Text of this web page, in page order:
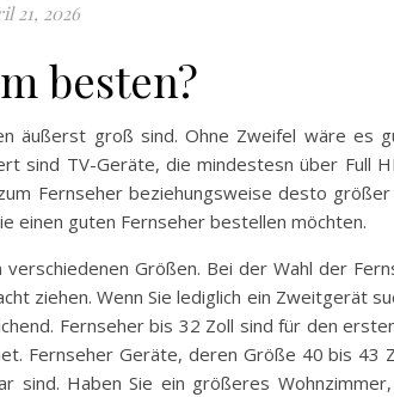
21, 2026
besten?
äußerst groß sind. Ohne Zweifel wäre es
sind TV-Geräte, die mindestesn über Full
Fernseher beziehungsweise desto
einen guten Fernseher bestellen möchten.
Größen. Bei der Wahl der
ziehen. Wenn Sie lediglich ein Zweitgerät
Fernseher bis 32 Zoll sind für den
Fernseher Geräte, deren Größe 40 bis 43
sind. Haben Sie ein größeres